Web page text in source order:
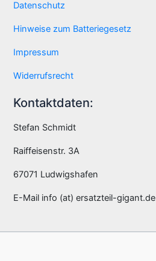
Datenschutz
Hinweise zum Batteriegesetz
Impressum
Widerrufsrecht
Kontaktdaten:
Stefan Schmidt
Raiffeisenstr. 3A
67071 Ludwigshafen
E-Mail info (at) ersatzteil-gigant.de